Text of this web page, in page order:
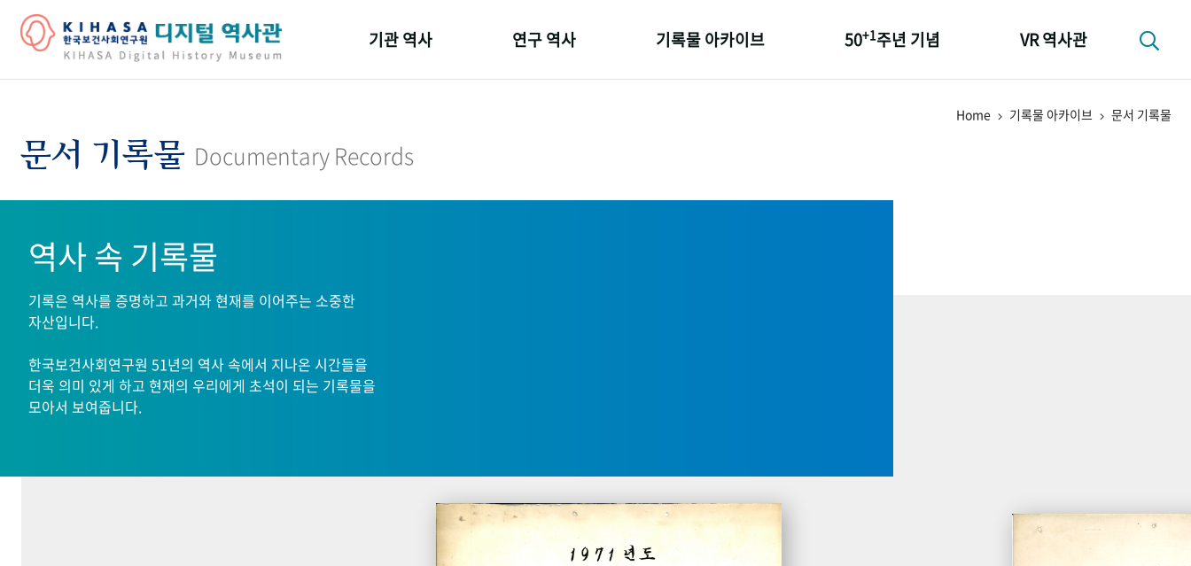
기관 역사
기관 변천사
연구 역사 기록물 아카이브 50+1주년 기념 VR 역사관
Home 기록물 아카이브 문서 기록물
문서 기록물 Documentary Records
역사 속 기록물
기록은 역사를 증명하고 과거와 현재를 이어주는 소중한
자산입니다.
한국보건사회연구원 51년의 역사 속에서 지나온 시간들을
더욱 의미 있게 하고 현재의 우리에게 초석이 되는 기록물을
모아서 보여줍니다.